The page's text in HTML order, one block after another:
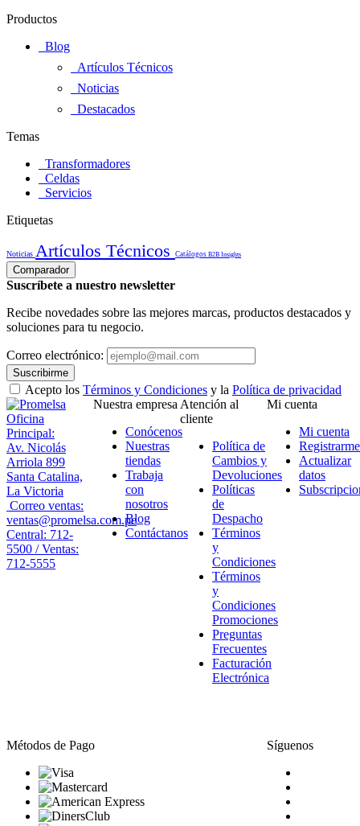
Productos
Blog
Artículos Técnicos
Noticias
Destacados
Temas
Transformadores
Celdas
Servicios
Etiquetas
Noticias Artículos Técnicos Catálogos B2B Insights
Comparador
Suscríbete a nuestro newsletter
Recibe novedades sobre las mejores marcas, productos destacados y
soluciones para tu negocio.
Correo electrónico:
Suscribirme
Acepto los Términos y Condiciones y la Política de privacidad
Oficina
Principal:
Av. Nicolás
Arriola 899
Santa Catalina,
La Victoria
Correo ventas:
ventas@promelsa.com.pe
Central: 712-
5500 / Ventas:
712-5555
Nuestra empresa
Conócenos
Nuestras
tiendas
Trabaja
con
nosotros
Blog
Contáctanos
Atención al
cliente
Política de
Cambios y
Devoluciones
Políticas
de
Despacho
Términos
y
Condiciones
Términos
y
Condiciones
Promociones
Preguntas
Frecuentes
Facturación
Electrónica
Mi cuenta
Mi cuenta
Registrarme
Actualizar
datos
Métodos de Pago Síguenos